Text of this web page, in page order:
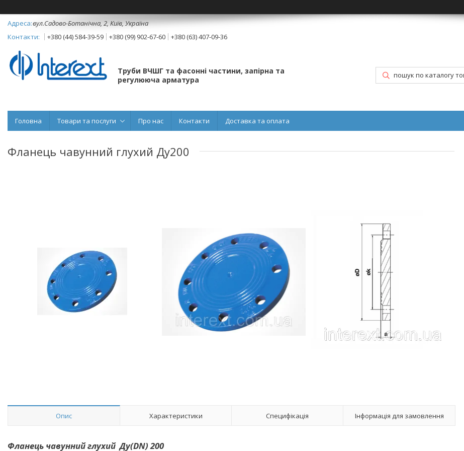
вул.Садово-Ботанічна, 2, Київ, Україна
+380 (44) 584-39-59
+380 (99) 902-67-60 +380 (63) 407-09-36
Труби ВЧШГ та фасонні частини, запірна та
регулююча арматура
Головна Товари та послуги Про нас Контакти Доставка та оплата
Фланець чавунний глухий Ду200
Опис Характеристики Специфікація Інформація для замовлення
Фланець чавунний глухий Ду(DN) 200